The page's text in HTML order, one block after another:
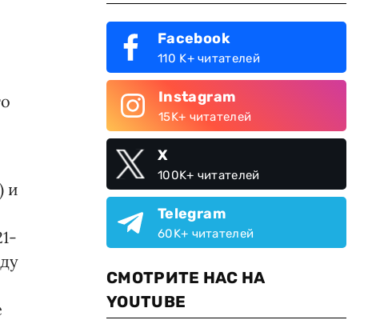
и
Facebook
110 K+ читателей
Instagram
15K+ читателей
X
100K+ читателей
Telegram
60K+ читателей
СМОТРИТЕ НАС НА
YOUTUBE